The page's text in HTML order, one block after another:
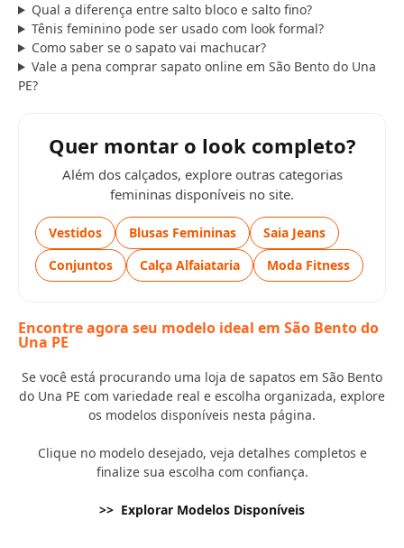
Qual a diferença entre salto bloco e salto fino?
Tênis feminino pode ser usado com look formal?
Como saber se o sapato vai machucar?
Vale a pena comprar sapato online em São Bento do Una
PE?
Quer montar o look completo?
Além dos calçados, explore outras categorias
femininas disponíveis no site.
Vestidos Blusas Femininas
Saia Jeans
Conjuntos
Calça Alfaiataria Moda Fitness
Encontre agora seu modelo ideal em São Bento do
Una PE
Se você está procurando uma loja de sapatos em São Bento
do Una PE com variedade real e escolha organizada, explore
os modelos disponíveis nesta página.
Clique no modelo desejado, veja detalhes completos e
finalize sua escolha com confiança.
>> Explorar Modelos Disponíveis